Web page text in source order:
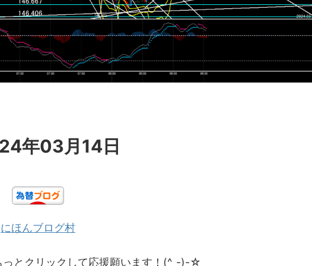
年03月14日
にほんブログ村
とクリックして応援願います！(^_-)-☆